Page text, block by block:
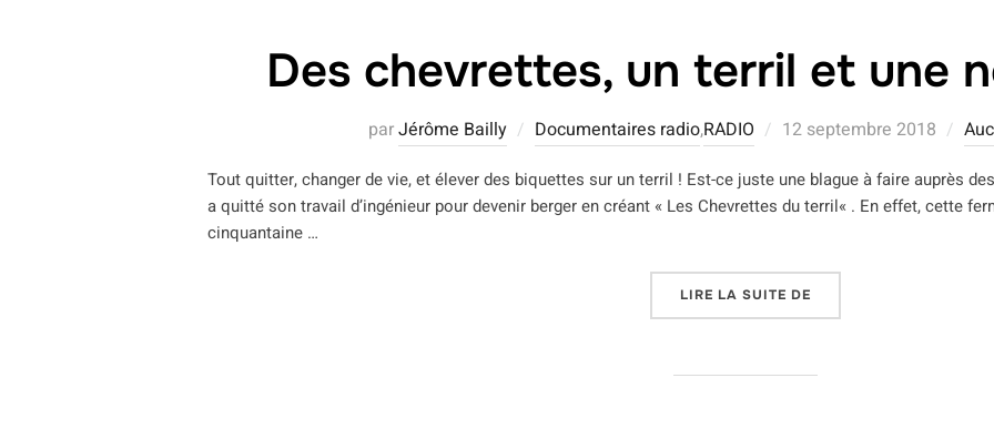
Des chevrettes, un terril et une
parJérôme Bailly Documentaires radio,RADIO
Publié
12 septembre 2018
Tout quitter, changer de vie, et élever des biquettes sur un terril ! Est-ce juste une blague à faire auprès
a quitté son travail d’ingénieur pour devenir berger en créant « Les Chevrettes du terril« . En effet, cette
cinquantaine …
LIRE LA SUITE DE